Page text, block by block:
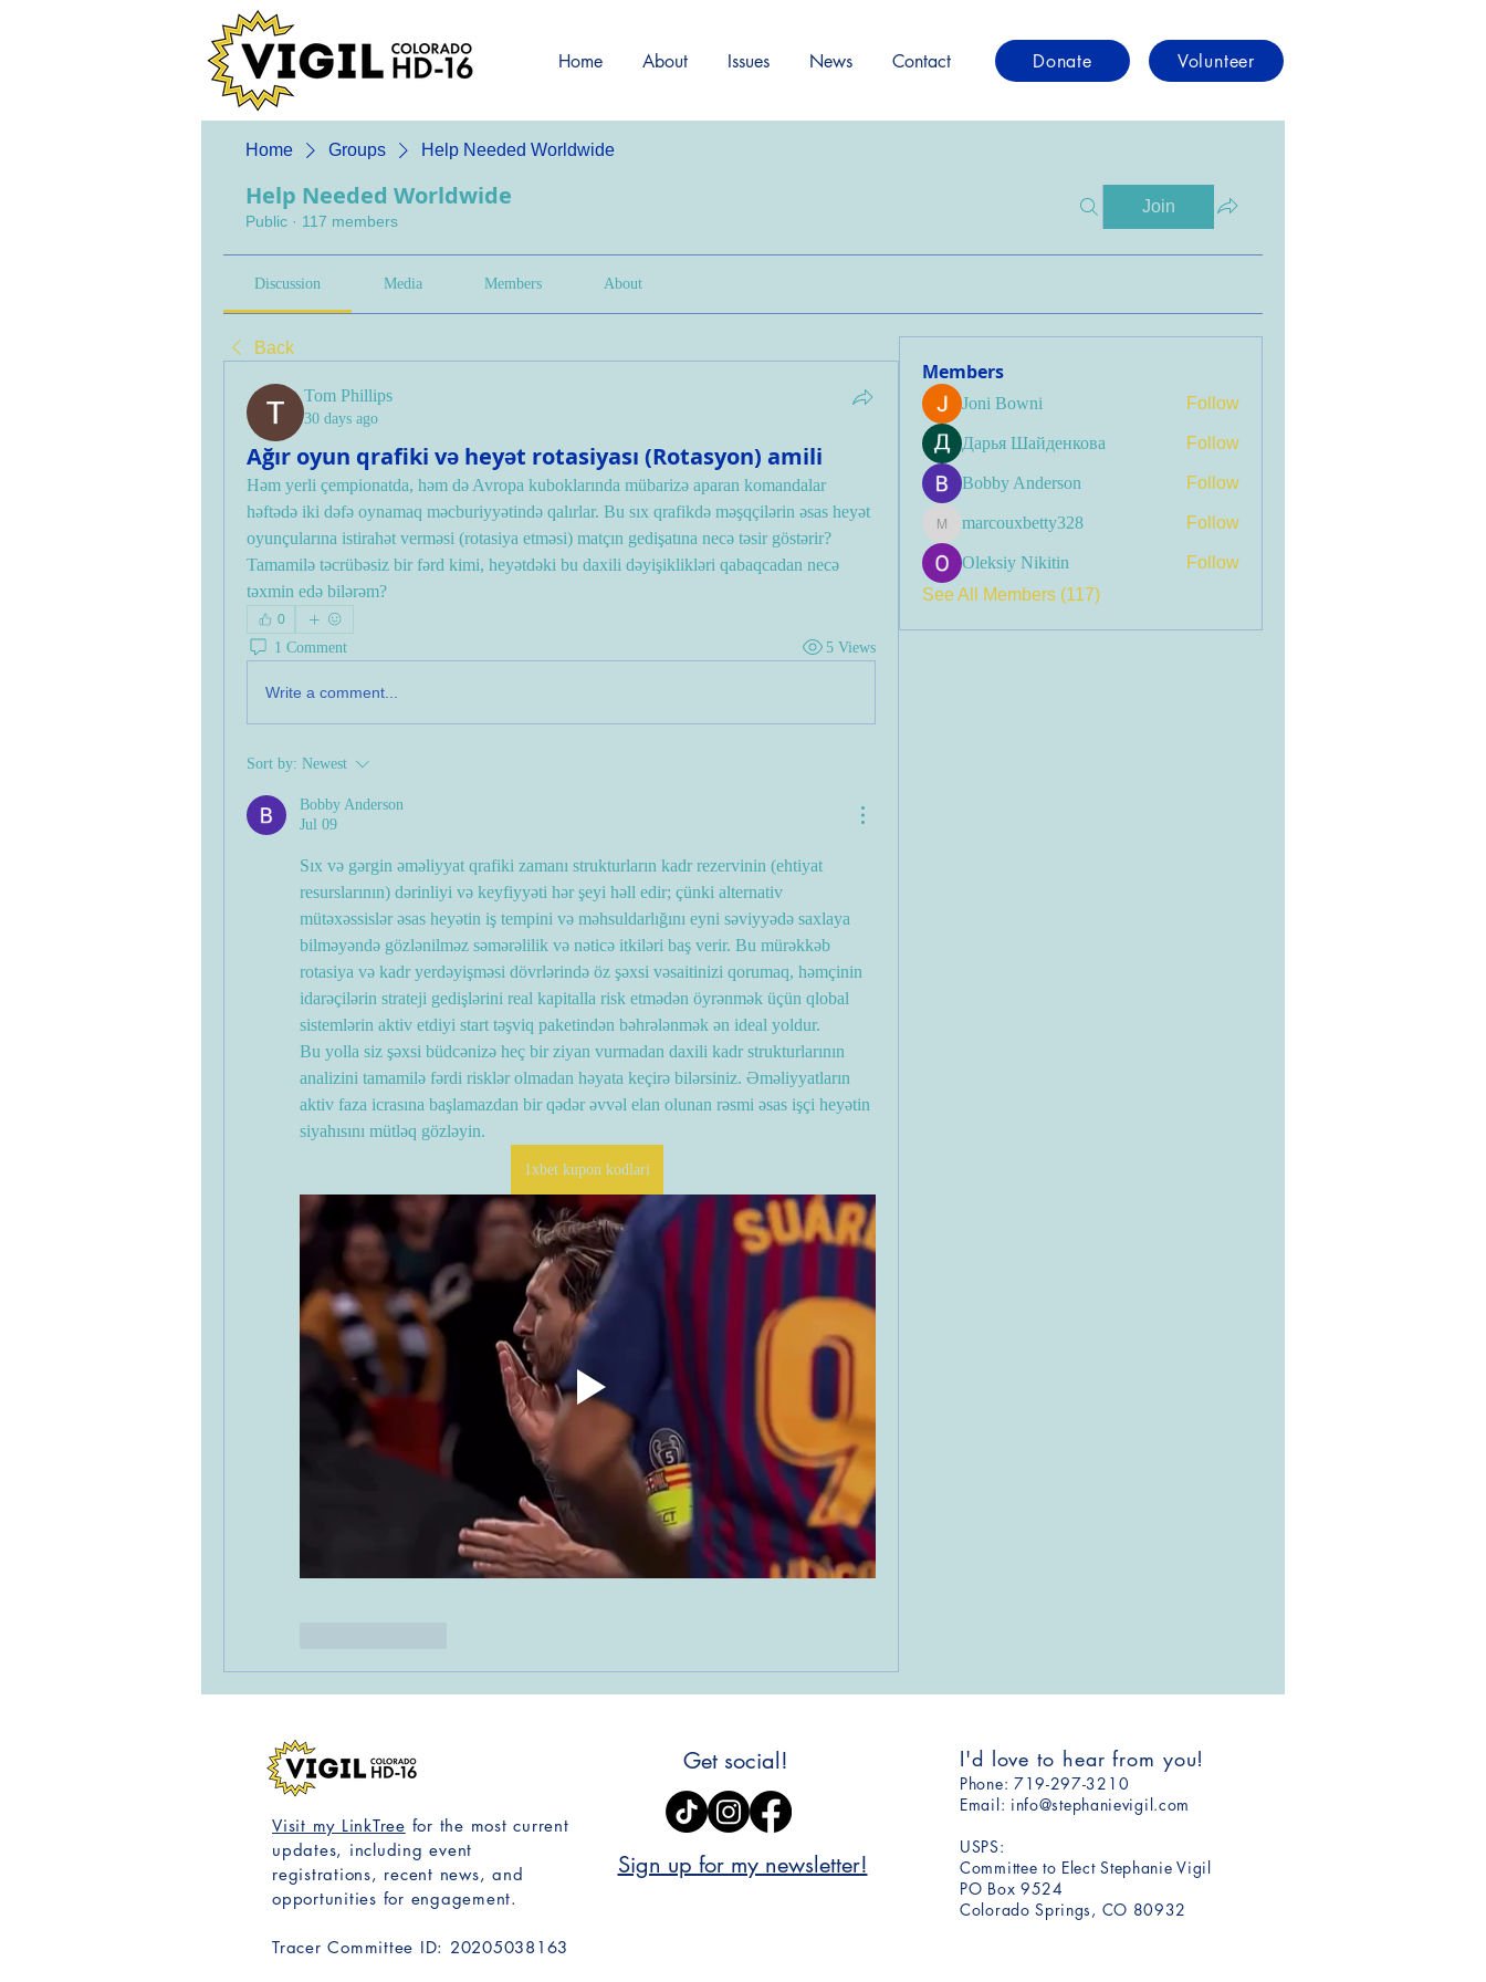
Home About Issues News Contact Donate Volunteer
Home Groups Help Needed Worldwide
Help Needed Worldwide
Public · 117 members
Join
Discussion Media Members About
Back
Tom Phillips
30 days ago
Ağır oyun qrafiki və heyət rotasiyası (Rotasyon) amili
Həm yerli çempionatda, həm də Avropa kuboklarında mübarizə aparan komandalar
həftədə iki dəfə oynamaq məcburiyyətində qalırlar. Bu sıx qrafikdə məşqçilərin əsas heyət
oyunçularına istirahət verməsi (rotasiya etməsi) matçın gedişatına necə təsir göstərir?
Tamamilə təcrübəsiz bir fərd kimi, heyətdəki bu daxili dəyişiklikləri qabaqcadan necə
təxmin edə bilərəm?
0
1 Comment 5 Views
Write a comment...
Sort by: Newest
Bobby Anderson
Jul 09
Sıx və gərgin əməliyyat qrafiki zamanı strukturların kadr rezervinin (ehtiyat
resurslarının) dərinliyi və keyfiyyəti hər şeyi həll edir; çünki alternativ
mütəxəssislər əsas heyətin iş tempini və məhsuldarlığını eyni səviyyədə saxlaya
bilməyəndə gözlənilməz səmərəlilik və nəticə itkiləri baş verir. Bu mürəkkəb
rotasiya və kadr yerdəyişməsi dövrlərində öz şəxsi vəsaitinizi qorumaq, həmçinin
idarəçilərin strateji gedişlərini real kapitalla risk etmədən öyrənmək üçün qlobal
sistemlərin aktiv etdiyi start təşviq paketindən bəhrələnmək ən ideal yoldur.
Bu yolla siz şəxsi büdcənizə heç bir ziyan vurmadan daxili kadr strukturlarının
analizini tamamilə fərdi risklər olmadan həyata keçirə bilərsiniz. Əməliyyatların
aktiv faza icrasına başlamazdan bir qədər əvvəl elan olunan rəsmi əsas işçi heyətin
siyahısını mütləq gözləyin.
1xbet kupon kodlari
Members
Joni Bowni Follow
Дарья Шайденкова Follow
Bobby Anderson Follow
marcouxbetty328 Follow
Oleksiy Nikitin
Follow
See All Members (117)
Visit my LinkTree for the most current
updates, including event
registrations, recent news, and
opportunities for engagement.
Tracer Committee ID: 20205038163
Get social!
Sign up for my newsletter!
I'd love to hear from you!
​Phone: ​719-297-3210
Email: info@stephanievigil.com
USPS:
Committee to Elect Stephanie Vigil​​
PO Box 9524
Colorado Springs, CO 80932